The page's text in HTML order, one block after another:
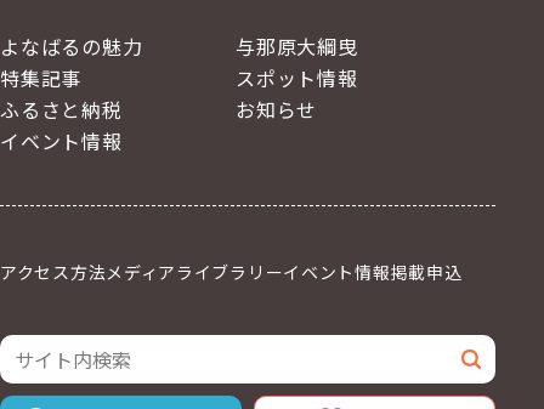
よなばるの魅力
与那原大綱曳
特集記事
スポット情報
ふるさと納税
お知らせ
イベント情報
アクセス方法 メディアライブラリーイベント情報掲載申込
サイト内検索
検索